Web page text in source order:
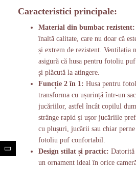
Caracteristici principale:
Material din bumbac rezistent:
înaltă calitate, care nu doar că
și extrem de rezistent. Ventilația
asigură că husa pentru fotoliu
și plăcută la atingere.
Funcție 2 în 1: Husa pentru
transforma cu ușurință într-un
jucăriilor, astfel încât copilul
strânge rapid și ușor jucăriile
cu plușuri, jucării sau chiar
fotoliu puf confortabil.
Design stilat și practic: Datorită
un ornament ideal în orice